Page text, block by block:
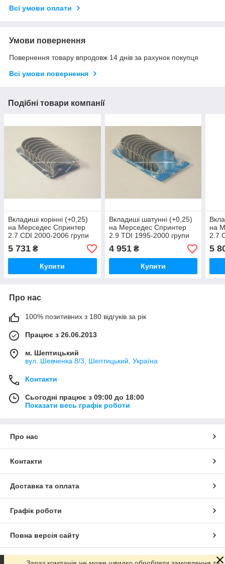
Всі умови оплати
Умови повернення
Повернення товару впродовж 14 днів за рахунок покупця
Всі умови повернення
Подібні товари компанії
Вкладиші корінні (+0,25)
на Мерседес Спринтер
2.7 CDI 2000-2006 групи
kolbenschmidt (Німеччина)
77519610
5 731 ₴
Купити
Вкладиші шатунні (+0,25)
на Мерседес Спринтер
2.9 TDI 1995-2000 групи
kolbenschmidt (Німеччина)
77219610
4 951₴
Купити
на
2.7
5
Про нас
100% позитивних з 180 відгуків за рік
Працює з 26.06.2013
м. Шептицький
вул. Шевченка 8/3, Шептицький, Україна
Контакти
Сьогодні працює з 09:00 до 18:00
Показати весь графік роботи
Про нас
Контакти
Доставка та оплата
Графік роботи
Повна версія сайту
Сайт створено на маркетплейсіProm.ua